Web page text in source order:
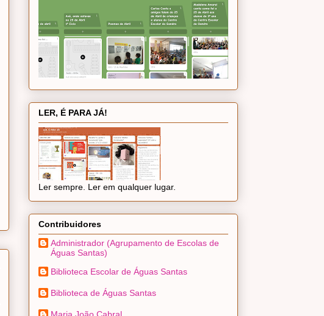
LER, É PARA JÁ!
Ler sempre. Ler em qualquer lugar.
Contribuidores
Administrador (Agrupamento de Escolas de
Águas Santas)
Biblioteca Escolar de Águas Santas
Biblioteca de Águas Santas